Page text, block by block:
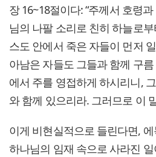
장 16~18절이다: “주께서 호령
님의 나팔 소리로 친히 하늘로
스도 안에서 죽은 자들이 먼저
아남은 자들도 그들과 함께 구
에서 주를 영접하게 하시리니,
와 함께 있으리라. 그러므로 이
이게 비현실적으로 들린다면,
하나님의 임재 속으로 사라진